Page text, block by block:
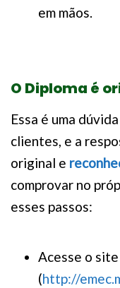
em mãos.
O Diploma é
Essa é uma
clientes, e a
original e
comprovar no
esses passos:
Acesse o
(http://